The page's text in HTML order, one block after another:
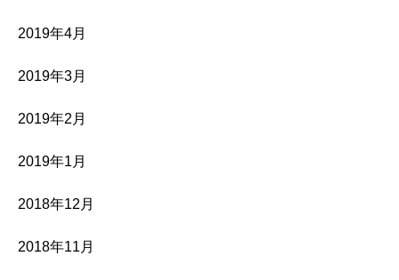
2019年4月
2019年3月
2019年2月
2019年1月
2018年12月
2018年11月